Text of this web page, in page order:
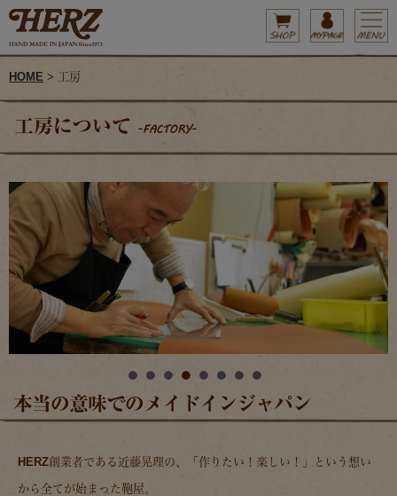
HOME > 工房
工房について -FACTORY-
本当の意味でのメイドインジャパン
HERZ創業者である近藤晃理の、「作りたい！楽しい！」という想い
から全てが始まった鞄屋。